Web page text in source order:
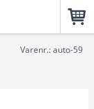
Varenr.: auto-59